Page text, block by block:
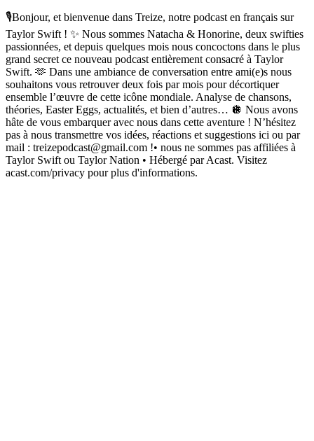
🎙️Bonjour, et bienvenue dans Treize, notre podcast en français sur
Taylor Swift ! ✨ Nous sommes Natacha & Honorine, deux swifties
passionnées, et depuis quelques mois nous concoctons dans le plus
grand secret ce nouveau podcast entièrement consacré à Taylor
Swift. 🫶 Dans une ambiance de conversation entre ami(e)s nous
souhaitons vous retrouver deux fois par mois pour décortiquer
ensemble l’œuvre de cette icône mondiale. Analyse de chansons,
théories, Easter Eggs, actualités, et bien d’autres… 🪩 Nous avons
hâte de vous embarquer avec nous dans cette aventure ! N’hésitez
pas à nous transmettre vos idées, réactions et suggestions ici ou par
mail : treizepodcast@gmail.com !• nous ne sommes pas affiliées à
Taylor Swift ou Taylor Nation • Hébergé par Acast. Visitez
acast.com/privacy pour plus d'informations.